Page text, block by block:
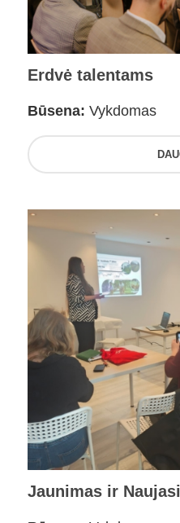
Erdvė talentams
Būsena: Vykdomas
Jaunimas ir